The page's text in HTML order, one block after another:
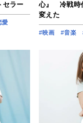
セラー
愛
心』 冷戦時
変えた
#映画 #音楽